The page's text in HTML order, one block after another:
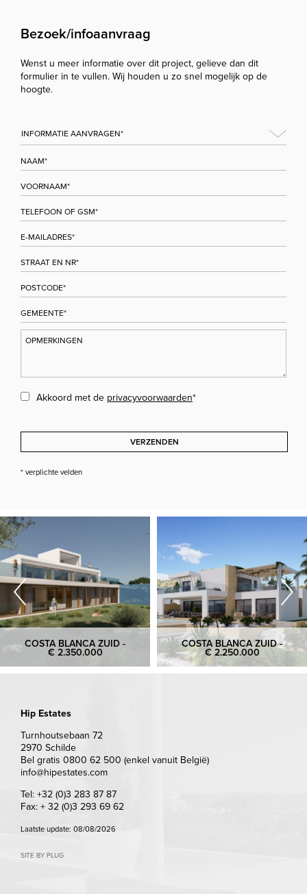
Bezoek/infoaanvraag
Wenst u meer informatie over dit project, gelieve dan dit
formulier in te vullen. Wij houden u zo snel mogelijk op de
hoogte.
Akkoord met de privacyvoorwaarden*
VERZENDEN
* verplichte velden
COSTA BLANCA ZUID -
€ 2.350.000
COSTA BLANCA ZUID -
€ 2.250.000
Hip Estates
Turnhoutsebaan 72
2970 Schilde
Bel gratis 0800 62 500 (enkel vanuit België)
info@hipestates.com
Tel: +32 (0)3 283 87 87
Fax: + 32 (0)3 293 69 62
Laatste update: 08/08/2026
SITE BY PLUG